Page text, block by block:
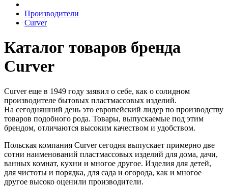
Производители
Curver
Каталог товаров бренда
Curver
Curver еще в 1949 году заявил о себе, как о солидном
производителе бытовых пластмассовых изделий.
На сегодняшний день это европейский лидер по производству
товаров подобного рода. Товары, выпускаемые под этим
брендом, отличаются высоким качеством и удобством.
Польская компания Curver сегодня выпускает примерно две
сотни наименований пластмассовых изделий для дома, дачи,
ванных комнат, кухни и многое другое. Изделия для детей,
для чистоты и порядка, для сада и огорода, как и многое
другое высоко оценили производители.